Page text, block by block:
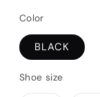
Color
BLACK
Shoe size